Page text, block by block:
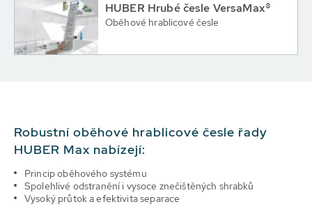
HUBER Hrubé česle VersaMax®
Oběhové hrablicové česle
Robustní oběhové hrablicové česle řady
HUBER Max nabízejí:
Principoběhového systému
Spolehlivé odstranění i vysoce znečištěných shrabků
Vysoký průtok a efektivitaseparace